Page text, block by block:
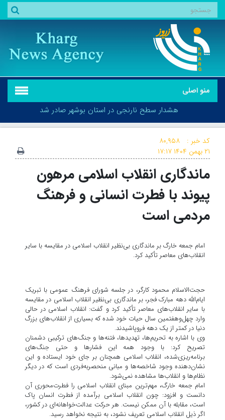
منو اصلی
هشدار سطح نارنجی در استان بوشهر صادر شد
هشدار سطح نارنجی در استان بوشهر صادر شد
کد خبر :
۸۰,۹۵۸
۲۱ بهمن ۱۴۰۴
۱۷:۱۷
ماندگاری انقلاب اسلامی مرهون
پیوند با فطرت انسانی و فرهنگ
مردمی است
امام جمعه خارگ بر ماندگاری بی‌نظیر انقلاب اسلامی در مقایسه با سایر
انقلاب‌های معاصر تأکید کرد.
حجت‌الاسلام محمود کارگر، در جلسه شورای فرهنگ عمومی با تبریک
ایام‌الله دهه مبارک فجر، بر ماندگاری بی‌نظیر انقلاب اسلامی در مقایسه
با سایر انقلاب‌های معاصر تأکید کرد و گفت: انقلاب اسلامی در حالی
وارد چهل‌وهفتمین سال حیات خود شده که بسیاری از انقلاب‌های بزرگ
دنیا در کمتر از یک دهه فروپاشیدند.
وی با اشاره به تحریم‌ها، تهدیدها، فتنه‌ها و جنگ‌های ترکیبی دشمنان
تصریح کرد: با وجود همه این فشارها و حتی جنگ‌های
برنامه‌ریزی‌شده، انقلاب اسلامی همچنان بر جای خود ایستاده و این
نشان‌دهنده وجود شاخصه‌ها و مبانی منحصربه‌فردی است که در دیگر
نظام‌ها و انقلاب‌ها مشاهده نمی‌شود.
امام جمعه خارگ، مهم‌ترین مبنای انقلاب اسلامی را فطرت‌محوری آن
دانست و افزود: چون انقلاب اسلامی برآمده از فطرت انسان پاک
است، مقابله با آن ممکن نیست. هر حرکت عدالت‌خواهانه‌ای در کشور،
اگر ذیل انقلاب اسلامی تعریف نشود، به نتیجه نخواهد رسید.